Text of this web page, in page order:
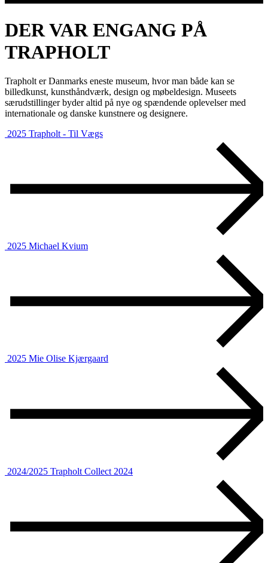
DER VAR ENGANG PÅ
TRAPHOLT
Trapholt er Danmarks eneste museum, hvor man både kan se
billedkunst, kunsthåndværk, design og møbeldesign. Museets
særudstillinger byder altid på nye og spændende oplevelser med
internationale og danske kunstnere og designere.
2025 Trapholt - Til Vægs
2025 Michael Kvium
2025 Mie Olise Kjærgaard
2024/2025 Trapholt Collect 2024